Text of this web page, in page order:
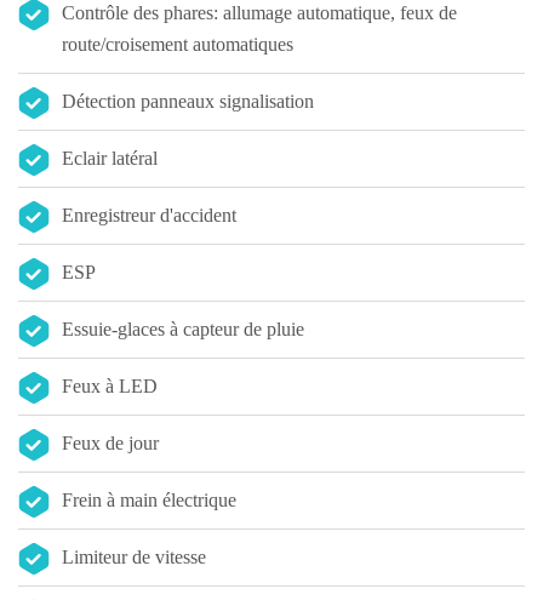
Contrôle des phares: allumage automatique, feux de
route/croisement automatiques
Détection panneaux signalisation
Eclair latéral
Enregistreur d'accident
ESP
Essuie-glaces à capteur de pluie
Feux à LED
Feux de jour
Frein à main électrique
Limiteur de vitesse